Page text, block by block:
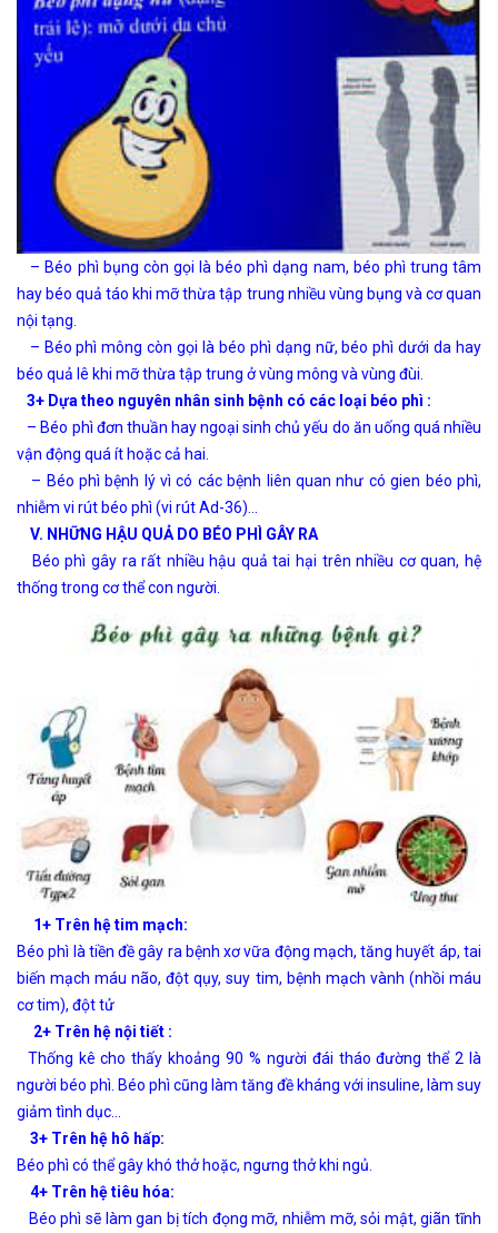
– Béo phì bụng còn gọi là béo phì dạng nam, béo phì trung tâm
hay béo quả táo khi mỡ thừa tập trung nhiều vùng bụng và cơ quan
nội tạng.
– Béo phì mông còn gọi là béo phì dạng nữ, béo phì dưới da hay
béo quả lê khi mỡ thừa tập trung ở vùng mông và vùng đùi.
3+ Dựa theo nguyên nhân sinh bệnh có các loại béo phì :
– Béo phì đơn thuần hay ngoại sinh chủ yếu do ăn uống quá nhiều
vận động quá ít hoặc cả hai.
– Béo phì bệnh lý vì có các bệnh liên quan như có gien béo phì,
nhiễm vi rút béo phì (vi rút Ad-36)…
V. NHỮNG HẬU QUẢ DO BÉO PHÌ GÂY RA
Béo phì gây ra rất nhiều hậu quả tai hại trên nhiều cơ quan, hệ
thống trong cơ thể con người.
1+ Trên hệ tim mạch:
Béo phì là tiền đề gây ra bệnh xơ vữa động mạch, tăng huyết áp, tai
biến mạch máu não, đột qụy, suy tim, bệnh mạch vành (nhồi máu
cơ tim), đột tử
2+ Trên hệ nội tiết :
Thống kê cho thấy khoảng 90 % người đái tháo đường thể 2 là
người béo phì. Béo phì cũng làm tăng đề kháng với insuline, làm suy
giảm tình dục…
3+ Trên hệ hô hấp:
Béo phì có thể gây khó thở hoặc, ngưng thở khi ngủ.
4+ Trên hệ tiêu hóa:
Béo phì sẽ làm gan bị tích đọng mỡ, nhiễm mỡ, sỏi mật, giãn tĩnh